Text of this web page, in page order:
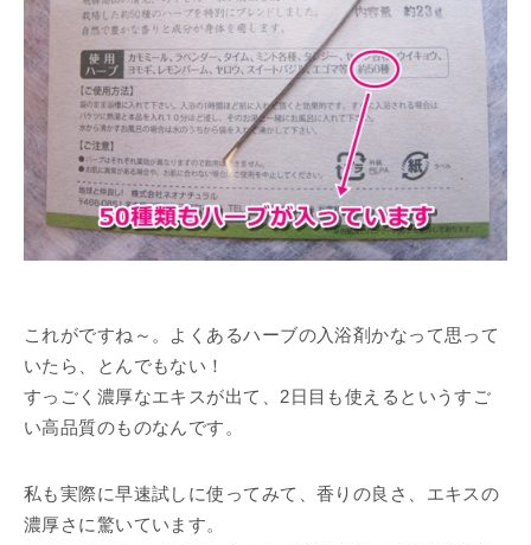
これがですね～。よくあるハーブの入浴剤かなって思って
いたら、とんでもない！
すっごく濃厚なエキスが出て、2日目も使えるというすご
い高品質のものなんです。
私も実際に早速試しに使ってみて、香りの良さ、エキスの
濃厚さに驚いています。